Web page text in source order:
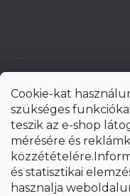
Cookie-kat
szükséges
teszik az e-shop
mérésére és
és statisztikai
hasznalja